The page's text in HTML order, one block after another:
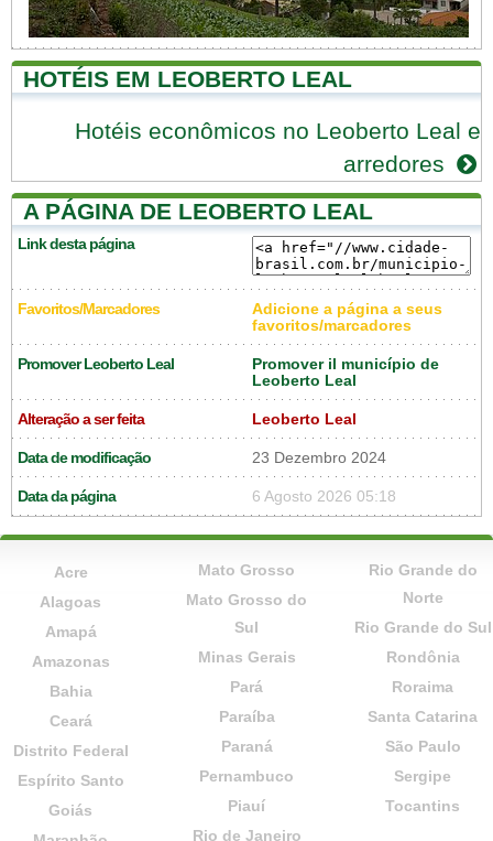
HOTÉIS EM LEOBERTO LEAL
Hotéis econômicos no Leoberto Leal e
arredores
A PÁGINA DE LEOBERTO LEAL
Link desta página
Favoritos/Marcadores
Adicione a página a seus
favoritos/marcadores
Promover Leoberto Leal
Promover il município de
Leoberto Leal
Alteração a ser feita Leoberto Leal
Data de modificação 23 Dezembro 2024
Data da página 6 Agosto 2026 05:18
Acre
Alagoas
Amapá
Amazonas
Bahia
Ceará
Distrito Federal
Espírito Santo
Goiás
Mato Grosso
Mato Grosso do
Sul
Minas Gerais
Pará
Paraíba
Paraná
Pernambuco
Piauí
Rio de Janeiro
Rio Grande do
Norte
Rio Grande do Sul
Rondônia
Roraima
Santa Catarina
São Paulo
Sergipe
Tocantins